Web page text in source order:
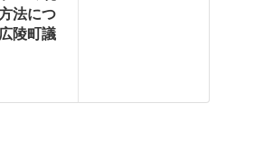
法につ
陵町議